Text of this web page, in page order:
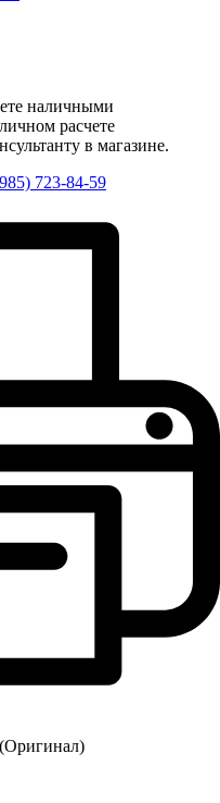
наличными
расчете
в магазине.
723-84-59